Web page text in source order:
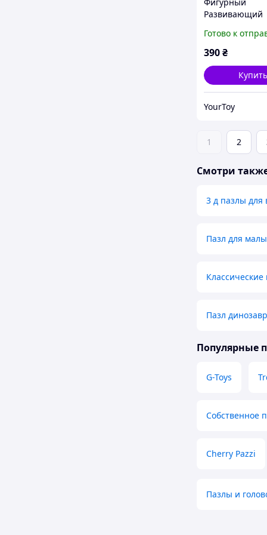
Развивающий
Сказочный
Из 148 Деталей
Готово к
390₴
Купить
YourToy
1 2
Смотри
3 д пазлы для
Пазл для
Классические
Пазл динозавр
Популярные
G-Toys
Собственное
Cherry Pazzi
Пазлы и